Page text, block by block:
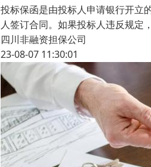
投标保函是由投标人申请银行开立
人签订合同。如果投标人违反规定
四川非融资担保公司
23-08-07 11:30:01